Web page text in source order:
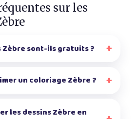
sur les
Zèbre sont-ils gratuits ?
un coloriage Zèbre ?
les dessins Zèbre en